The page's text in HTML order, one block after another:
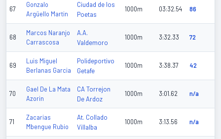
67
Gonzalo
Argüello Martin
Ciudad de los
Poetas
1000m 03:32.54 86
68
Marcos Naranjo
Carrascosa
A.A.
Valdemoro
1000m 3:32.33 72
69
Luis Miguel
Berlanas Garcia
Polideportivo
Getafe
1000m 3:38.37 42
70
Gael De La Mata
Azorin
CA Torrejon
De Ardoz
1000m 3:01.62 n/a
71
Zacarias
Mbengue Rubio
At. Collado
Villalba
1000m 3:13.56 n/a